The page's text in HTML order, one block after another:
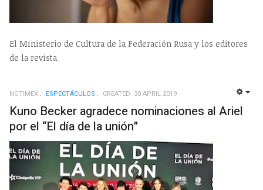
El Ministerio de Cultura de la Federación Rusa y los editores
de la revista
NOTIMEX ESPECTÁCULOS CREATED: 30 APRIL 2019
Kuno Becker agradece nominaciones al Ariel
por el “El día de la unión"